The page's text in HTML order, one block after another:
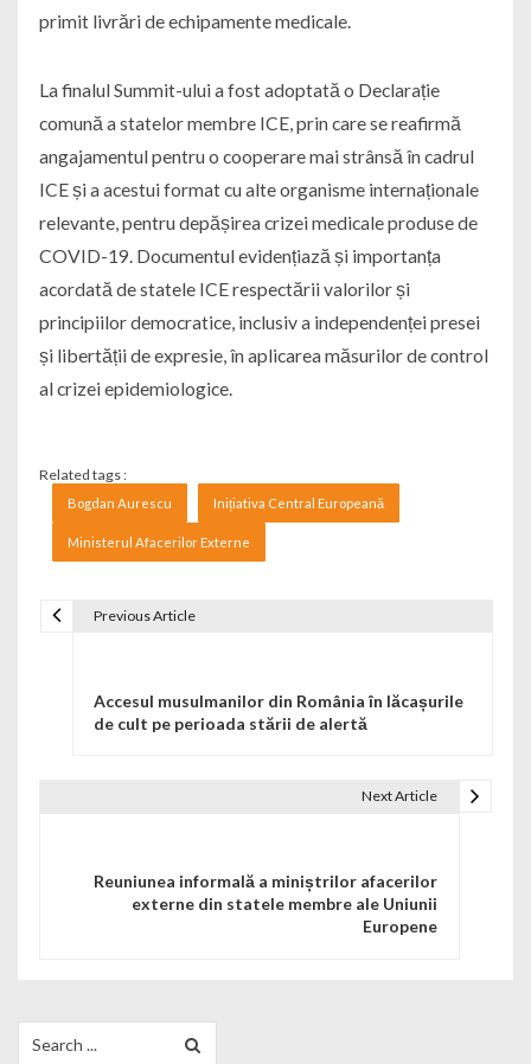
primit livrări de echipamente medicale.
La finalul Summit-ului a fost adoptată o Declarație
comună a statelor membre ICE, prin care se reafirmă
angajamentul pentru o cooperare mai strânsă în cadrul
ICE și a acestui format cu alte organisme internaționale
relevante, pentru depășirea crizei medicale produse de
COVID-19. Documentul evidențiază și importanța
acordată de statele ICE respectării valorilor și
principiilor democratice, inclusiv a independenței presei
și libertății de expresie, în aplicarea măsurilor de control
al crizei epidemiologice.
Related tags :
Bogdan Aurescu Inițiativa Central Europeană
Ministerul Afacerilor Externe
Previous Article
Accesul musulmanilor din România în lăcașurile
de cult pe perioada stării de alertă
Next Article
Reuniunea informală a miniștrilor afacerilor
externe din statele membre ale Uniunii
Europene